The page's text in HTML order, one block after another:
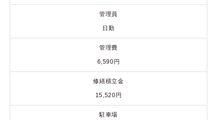
管理員
日勤
管理費
6,590円
修繕積立金
15,520円
駐車場